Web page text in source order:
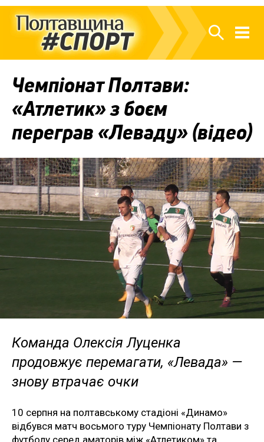
Чемпіонат Полтави:
«Атлетик» з боєм
переграв «Леваду» (відео)
Команда Олексія Луценка
продовжує перемагати, «Левада» —
знову втрачає очки
10 серпня на полтавському стадіоні «Динамо»
відбувся матч восьмого туру Чемпіонату Полтави з
футболу серед аматорів між «Атлетиком» та